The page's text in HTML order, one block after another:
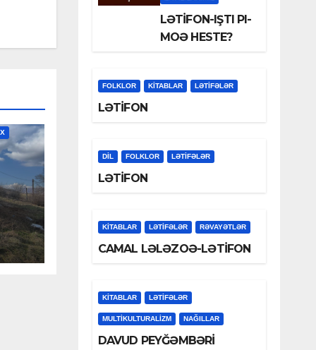
LƏTİFON-IŞTI PI-
MOƏ HESTE?
FOLKLOR KİTABLAR LƏTIFƏLƏR
LƏTİFON
DİL FOLKLOR LƏTIFƏLƏR
LƏTİFON
KİTABLAR LƏTIFƏLƏR RƏVAYƏTLƏR
CAMAL LƏLƏZOƏ-LƏTİFON
KİTABLAR LƏTIFƏLƏR
MULTIKULTURALIZM NAĞILLAR
DAVUD PEYĞƏMBƏRİ